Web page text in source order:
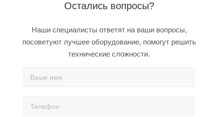
Остались вопросы?
Наши специалисты ответят на ваши вопросы,
посоветуют лучшее оборудование, помогут решить
технические сложности.